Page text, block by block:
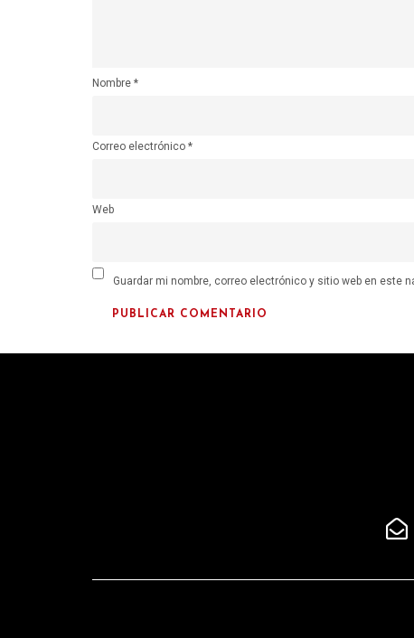
Nombre *
Correo electrónico *
Web
Guardar mi nombre, correo electrónico y sitio web en este